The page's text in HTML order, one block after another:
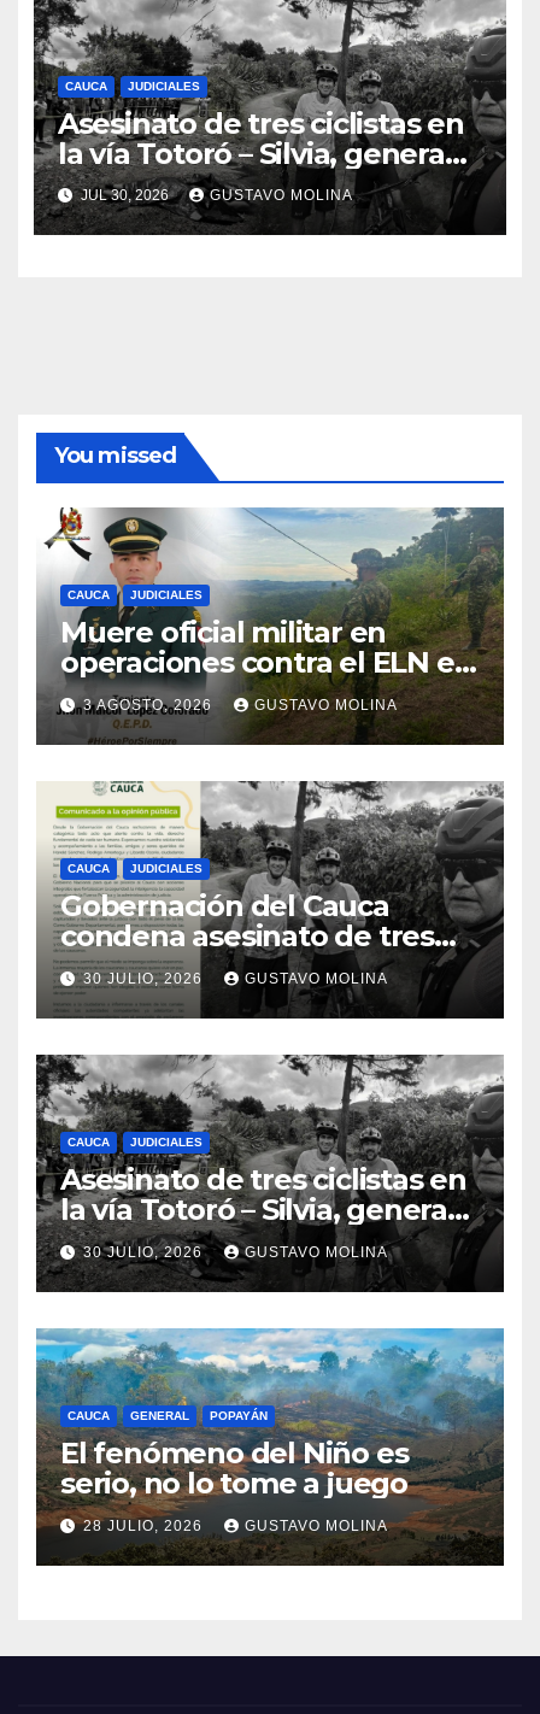
CAUCA JUDICIALES
Asesinato de tres ciclistas en
la vía Totoró – Silvia, genera
consternación en el Cauca
JUL 30, 2026 GUSTAVO MOLINA
You missed
CAUCA JUDICIALES
Muere oficial militar en
operaciones contra el ELN en
el sur del Cauca
3 AGOSTO, 2026 GUSTAVO MOLINA
CAUCA JUDICIALES
Gobernación del Cauca
condena asesinato de tres
ciudadanos y exige medidas
urgentes al Gobierno
Nacional
30 JULIO, 2026 GUSTAVO MOLINA
CAUCA JUDICIALES
Asesinato de tres ciclistas en
la vía Totoró – Silvia, genera
consternación en el Cauca
30 JULIO, 2026 GUSTAVO MOLINA
CAUCA GENERAL POPAYÁN
El fenómeno del Niño es
serio, no lo tome a juego
28 JULIO, 2026 GUSTAVO MOLINA